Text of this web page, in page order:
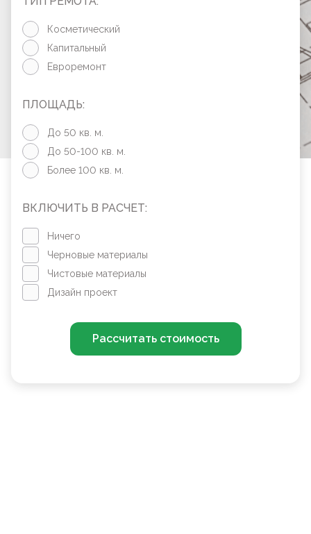
Косметический
Капитальный
Евроремонт
ПЛОЩАДЬ:
До 50 кв. м.
До 50-100 кв. м.
Более 100 кв. м.
ВКЛЮЧИТЬ В РАСЧЕТ:
Ничего
Черновые материалы
Чистовые материалы
Дизайн проект
Рассчитать стоимость